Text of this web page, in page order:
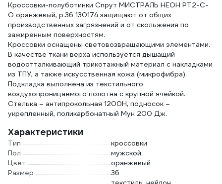
Кроссовки-полуботинки Спрут МИСТРАЛЬ НЕОН PT2-C-
O оранжевый, р.36 130174 защищают от общих
производственных загрязнений и от скольжения по
зажиренным поверхностям.
Кроссовки оснащены световозвращающими элементами.
В качестве ткани верха используется дышащий
водоотталкивающий трикотажный материал с накладками
из ТПУ, а также искусственная кожа (микрофибра).
Подкладка выполнена из текстильного
воздухопроницаемого полотна с крупной ячейкой.
Стелька – антипрокольная 1200Н, подносок –
укрепленный, поликарбонатный Мун 200 Дж.
Характеристики
Тип
кроссовки
Пол
мужской
Цвет
оранжевый
Размер
36